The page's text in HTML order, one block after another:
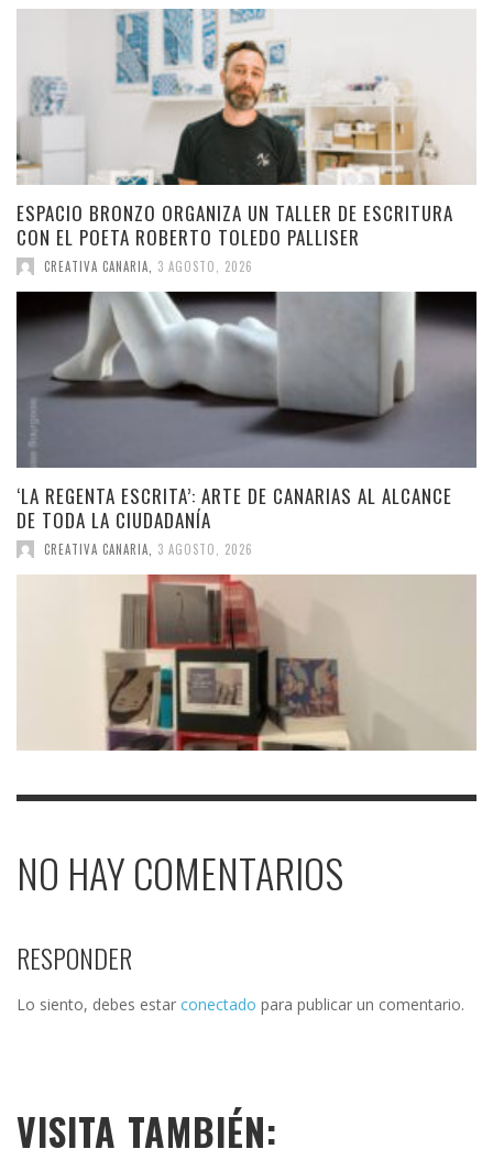
ESPACIO BRONZO ORGANIZA UN TALLER DE ESCRITURA
CON EL POETA ROBERTO TOLEDO PALLISER
CREATIVA CANARIA 3 AGOSTO, 2026
‘LA REGENTA ESCRITA’: ARTE DE CANARIAS AL ALCANCE
DE TODA LA CIUDADANÍA
CREATIVA CANARIA 3 AGOSTO, 2026
NO HAY COMENTARIOS
RESPONDER
Lo siento, debes estar conectado para publicar un comentario.
VISITA TAMBIÉN: